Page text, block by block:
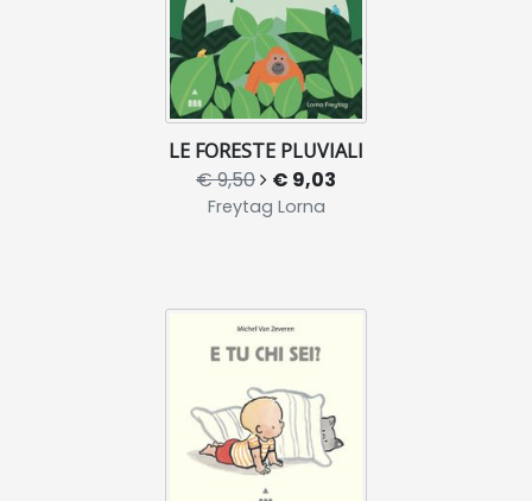
LE FORESTE PLUVIALI
€ 9,50 € 9,03
Freytag Lorna